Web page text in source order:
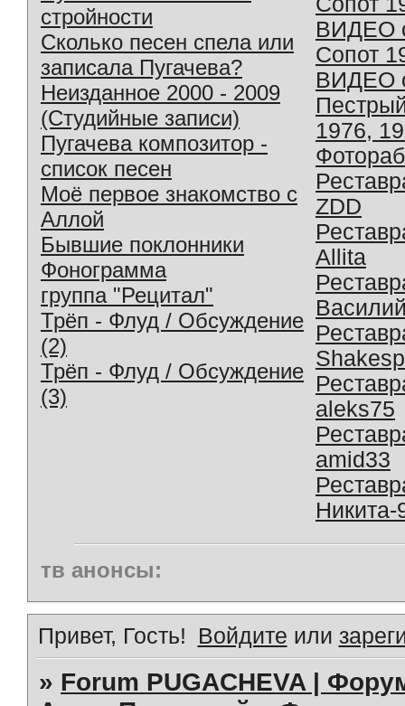
стройности
Сколько песен спела или
записала Пугачева?
Неизданное 2000 - 2009
(Студийные записи)
Пугачева композитор -
список песен
Моё первое знакомство с
Аллой
Бывшие поклонники
Фонограмма
группа "Рецитал"
Трёп - Флуд / Обсуждение
(2)
Трёп - Флуд / Обсуждение
(3)
ВИДЕО
Сопот
ВИДЕО
1976,
ZDD
Allita
aleks75
amid33
Никита-
тв анонсы:
Привет, Гость! Войдите или
» Forum PUGACHEVA |